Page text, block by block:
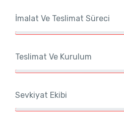
İmalat Ve Teslimat Süreci
Teslimat Ve Kurulum
Sevkiyat Ekibi